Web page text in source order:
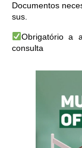
Documentos
sus.
Obrigatório a
consulta